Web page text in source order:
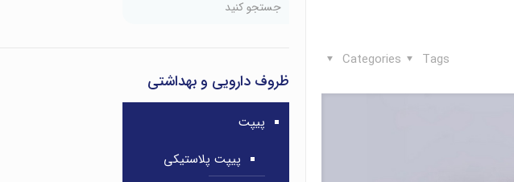
Categories Tags
ظروف دارویی و بهداشتی
پیپت
پیپت پلاستیکی